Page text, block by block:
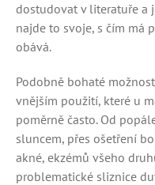
dostudovat v literatuře a
najde to svoje, s čím má
obává.
Podobně bohaté
vnějším použití, které u
poměrně často. Od
sluncem, přes ošetření
akné, ekzémů všeho
problematické sliznice